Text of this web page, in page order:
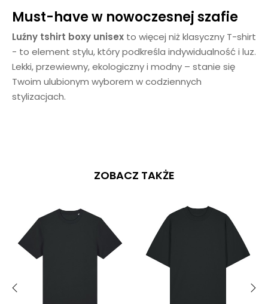
Must-have w nowoczesnej szafie
Luźny tshirt boxy unisex to więcej niż klasyczny T-shirt
- to element stylu, który podkreśla indywidualność i luz.
Lekki, przewiewny, ekologiczny i modny – stanie się
Twoim ulubionym wyborem w codziennych
stylizacjach.
ZOBACZ TAKŻE